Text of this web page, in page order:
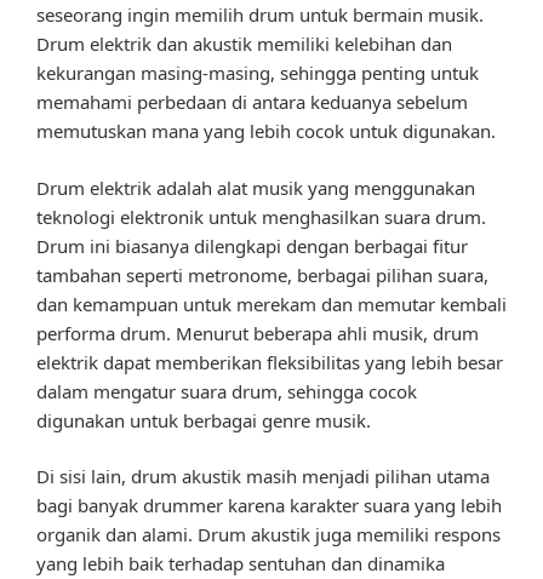
seseorang ingin memilih drum untuk bermain musik.
Drum elektrik dan akustik memiliki kelebihan dan
kekurangan masing-masing, sehingga penting untuk
memahami perbedaan di antara keduanya sebelum
memutuskan mana yang lebih cocok untuk digunakan.
Drum elektrik adalah alat musik yang menggunakan
teknologi elektronik untuk menghasilkan suara drum.
Drum ini biasanya dilengkapi dengan berbagai fitur
tambahan seperti metronome, berbagai pilihan suara,
dan kemampuan untuk merekam dan memutar kembali
performa drum. Menurut beberapa ahli musik, drum
elektrik dapat memberikan fleksibilitas yang lebih besar
dalam mengatur suara drum, sehingga cocok
digunakan untuk berbagai genre musik.
Di sisi lain, drum akustik masih menjadi pilihan utama
bagi banyak drummer karena karakter suara yang lebih
organik dan alami. Drum akustik juga memiliki respons
yang lebih baik terhadap sentuhan dan dinamika